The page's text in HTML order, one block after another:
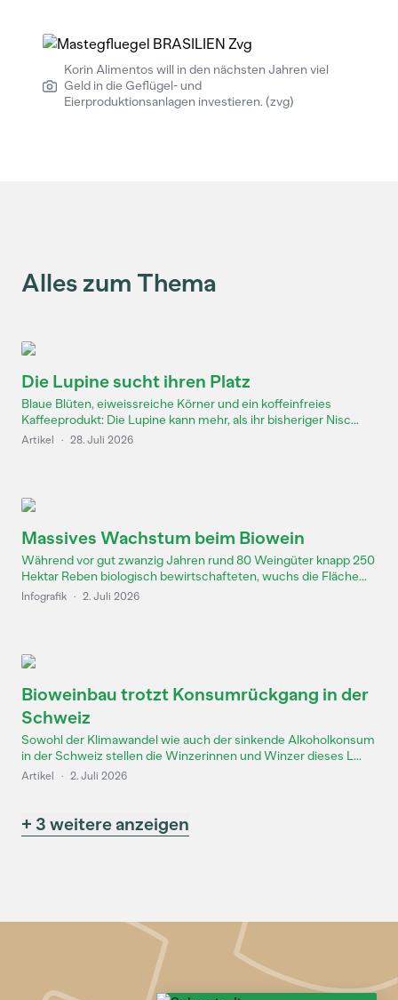
Korin Alimentos will in den nächsten Jahren viel
Geld in die Geflügel- und
Eierproduktionsanlagen investieren. (zvg)
Alles zum Thema
Die Lupine sucht ihren Platz
Blaue Blüten, eiweissreiche Körner und ein koffeinfreies
Kaffeeprodukt: Die Lupine kann mehr, als ihr bisheriger Nisc...
Artikel · 28. Juli 2026
Massives Wachstum beim Biowein
Während vor gut zwanzig Jahren rund 80 Weingüter knapp 250
Hektar Reben biologisch bewirtschafteten, wuchs die Fläche...
Infografik · 2. Juli 2026
Bioweinbau trotzt Konsumrückgang in der
Schweiz
Sowohl der Klimawandel wie auch der sinkende Alkoholkonsum
in der Schweiz stellen die Winzerinnen und Winzer dieses L...
Artikel · 2. Juli 2026
+ 3 weitere anzeigen